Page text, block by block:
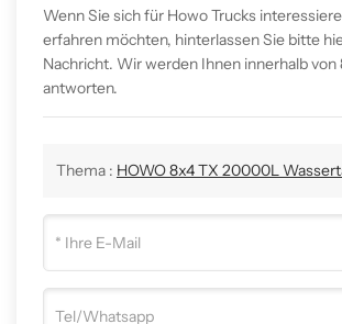
Wenn Sie sich für Howo Trucks
erfahren möchten, hinterlassen Sie bitte
Nachricht. Wir werden Ihnen innerhalb von
antworten.
Thema : HOWO 8x4 TX 20000L